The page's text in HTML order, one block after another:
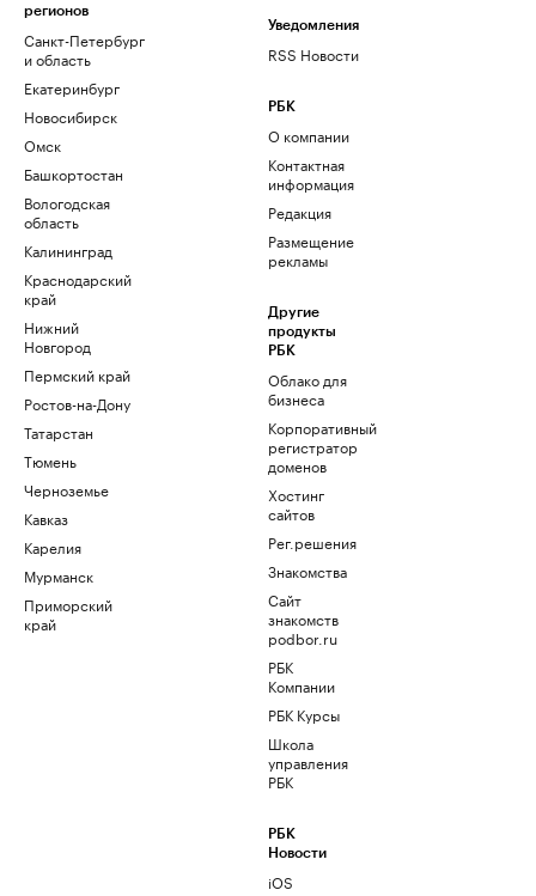
регионов
Санкт-Петербург
и область
Екатеринбург
Новосибирск
Омск
Башкортостан
Вологодская
область
Калининград
Краснодарский
край
Нижний
Новгород
Пермский край
Ростов-на-Дону
Татарстан
Тюмень
Черноземье
Кавказ
Карелия
Мурманск
Приморский
край
Уведомления
RSS Новости
РБК
О компании
Контактная
информация
Редакция
Размещение
рекламы
Другие
продукты
РБК
Облако для
бизнеса
Корпоративный
регистратор
доменов
Хостинг
сайтов
Рег.решения
Знакомства
Сайт
знакомств
podbor.ru
РБК
Компании
РБК Курсы
Школа
управления
РБК
РБК
Новости
iOS